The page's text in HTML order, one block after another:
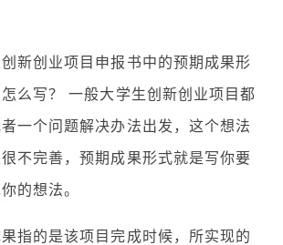
新创业项目申报书中的预期成果形
么写？ 一般大学生创新创业项目都
一个问题解决办法出发，这个想法
不完善，预期成果形式就是写你要
的想法。
指的是该项目完成时候，所实现的